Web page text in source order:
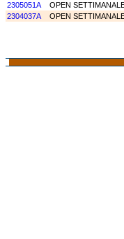
2305051A
OPEN
2304037A
OPEN